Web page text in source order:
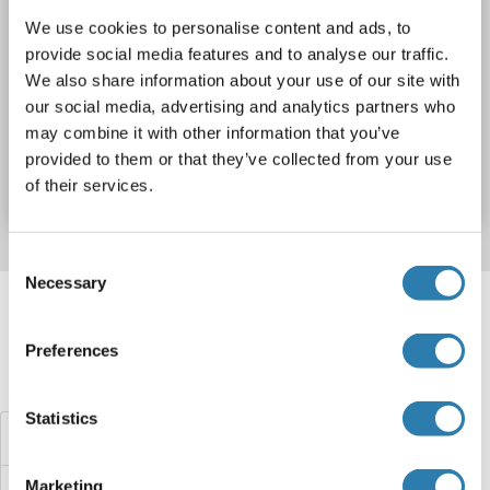
We use cookies to personalise content and ads, to
provide social media features and to analyse our traffic.
We also share information about your use of our site with
our social media, advertising and analytics partners who
may combine it with other information that you’ve
provided to them or that they’ve collected from your use
of their services.
Selection
Necessary
Preferences
Statistics
Marketing
1.56 ng/mL - 100 ng/mL
Cell Lysate, Tissue Homogenate
N° du produit ABIN6233074
Fiche technique
Target information, Synonyms, Latest